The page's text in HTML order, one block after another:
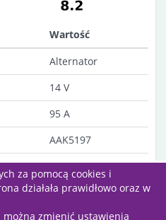
za pomocą cookies i
działała prawidłowo oraz w
zmienić ustawienia
Wartość
Alternator
14 V
95 A
AAK5197
Dust-proof